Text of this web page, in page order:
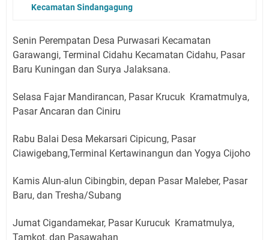
Kecamatan Sindangagung
Senin Perempatan Desa Purwasari Kecamatan
Garawangi, Terminal Cidahu Kecamatan Cidahu, Pasar
Baru Kuningan dan Surya Jalaksana.
Selasa Fajar Mandirancan, Pasar Krucuk Kramatmulya,
Pasar Ancaran dan Ciniru
Rabu Balai Desa Mekarsari Cipicung, Pasar
Ciawigebang,Terminal Kertawinangun dan Yogya Cijoho
Kamis Alun-alun Cibingbin, depan Pasar Maleber, Pasar
Baru, dan Tresha/Subang
Jumat Cigandamekar, Pasar Kurucuk Kramatmulya,
Tamkot, dan Pasawahan